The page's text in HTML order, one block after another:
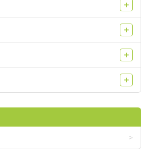
＋
＋
＋
＋